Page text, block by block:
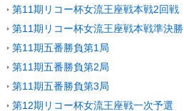
第11期リコー杯女流王座戦本戦2回戦
第11期リコー杯女流王座戦本戦準決勝
第11期五番勝負第1局
第11期五番勝負第2局
第11期五番勝負第3局
第12期リコー杯女流王座戦一次予選